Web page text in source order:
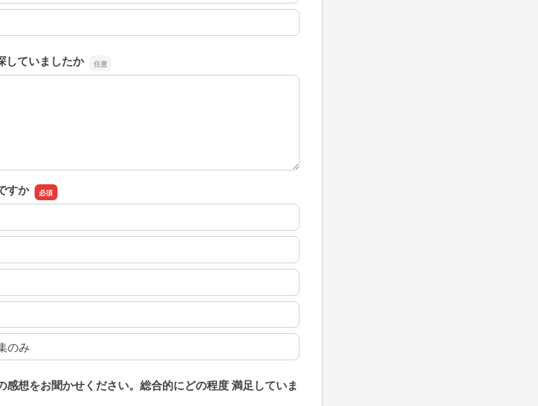
していましたか
ていましたか
すか
のみ
想をお聞かせください。総合的にどの程度 満足していま